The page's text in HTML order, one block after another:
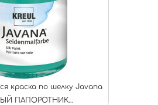
краска по шелку Javana
ПАПОРОТНИК...